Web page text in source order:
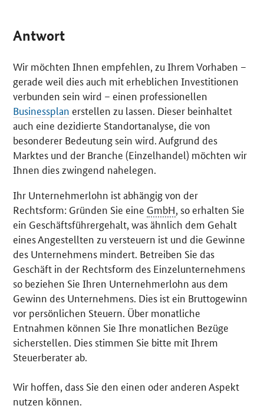
Antwort
Wir möchten Ihnen empfehlen, zu Ihrem Vorhaben –
gerade weil dies auch mit erheblichen Investitionen
verbunden sein wird – einen professionellen
Businessplan erstellen zu lassen. Dieser beinhaltet
auch eine dezidierte Standortanalyse, die von
besonderer Bedeutung sein wird. Aufgrund des
Marktes und der Branche (Einzelhandel) möchten wir
Ihnen dies zwingend nahelegen.
Ihr Unternehmerlohn ist abhängig von der
Rechtsform: Gründen Sie eine GmbH, so erhalten Sie
ein Geschäftsführergehalt, was ähnlich dem Gehalt
eines Angestellten zu versteuern ist und die Gewinne
des Unternehmens mindert. Betreiben Sie das
Geschäft in der Rechtsform des Einzelunternehmens
so beziehen Sie Ihren Unternehmerlohn aus dem
Gewinn des Unternehmens. Dies ist ein Bruttogewinn
vor persönlichen Steuern. Über monatliche
Entnahmen können Sie Ihre monatlichen Bezüge
sicherstellen. Dies stimmen Sie bitte mit Ihrem
Steuerberater ab.
Wir hoffen, dass Sie den einen oder anderen Aspekt
nutzen können.